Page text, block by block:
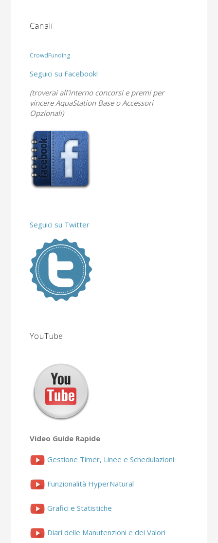
Canali
CrowdFunding
Seguici su Facebook!
(troverai all'interno concorsi e premi per
vincere AquaStation Base o Accessori
Opzionali)
Seguici su Twitter
YouTube
Video Guide Rapide
Gestione Timer, Linee e Schedulazioni
Funzionalità HyperNatural
Grafici e Statistiche
Diari delle Manutenzioni e dei Valori